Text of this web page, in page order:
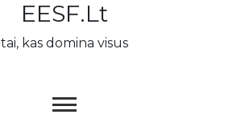
EESF.lt
tai, kas domina visus